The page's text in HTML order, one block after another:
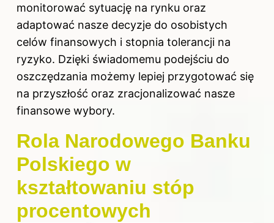
monitorować sytuację na rynku oraz
adaptować nasze decyzje do osobistych
celów finansowych i stopnia tolerancji na
ryzyko. Dzięki świadomemu podejściu do
oszczędzania możemy lepiej przygotować się
na przyszłość oraz zracjonalizować nasze
finansowe wybory.
Rola Narodowego Banku
Polskiego w
kształtowaniu stóp
procentowych